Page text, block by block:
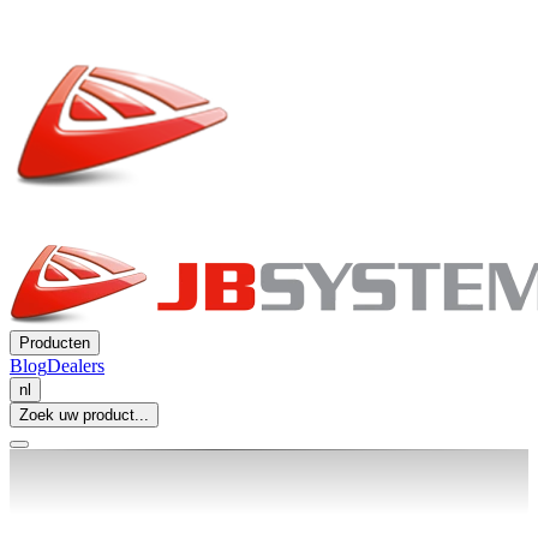
Producten
BlogDealers
nl
Zoek uw product...